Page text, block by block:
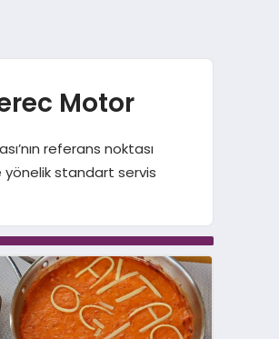
Motor
referans noktası
yönelik standart servis